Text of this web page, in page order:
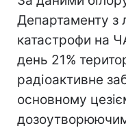
Департаменту з
катастрофи на
день 21%
радіоактивне
основному